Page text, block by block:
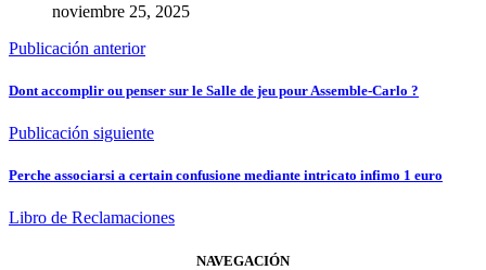
noviembre 25, 2025
Publicación anterior
Dont accomplir ou penser sur le Salle de jeu pour Assemble-Carlo ?
Publicación siguiente
Perche associarsi a certain confusione mediante intricato infimo 1 euro
Libro de Reclamaciones
NAVEGACIÓN